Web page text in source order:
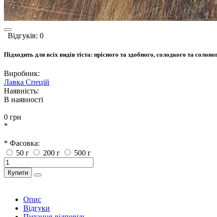
Відгуків: 0
Підходить для всіх видів тіста: прісного та здобного, солодкого та
Виробник:
Лавка Спецій
Наявність:
В наявності
0 грн
*
* Фасовка:
50 г
200 г 500 г
Купити
Опис
Відгуки